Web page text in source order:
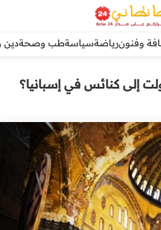
وفنونرياضةسياسةطب وصحةدين
إلى كنائس في إسبانيا؟